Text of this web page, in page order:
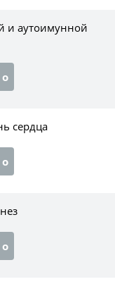
и аутоимунной
сердца